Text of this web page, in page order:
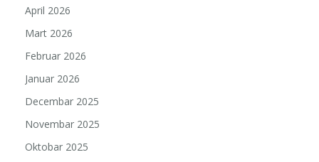
April 2026
Mart 2026
Februar 2026
Januar 2026
Decembar 2025
Novembar 2025
Oktobar 2025